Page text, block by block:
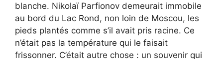
blanche. Nikolaï Parfionov demeurait immobile
au bord du Lac Rond, non loin de Moscou, les
pieds plantés comme s’il avait pris racine. Ce
n’était pas la température qui le faisait
frissonner. C’était autre chose : un souvenir qui